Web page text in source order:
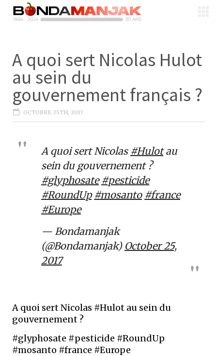
A quoi sert Nicolas Hulot
au sein du
gouvernement français ?
OCTOBRE 25TH, 2017
A quoi sert Nicolas #Hulotau
sein du gouvernement ?
#glyphosate #pesticide
#RoundUp #mosanto #france
#Europe
— Bondamanjak
(@Bondamanjak) October 25,
2017
A quoi sert Nicolas #Hulot au sein du
gouvernement ?
#glyphosate #pesticide #RoundUp
#mosanto #france #Europe